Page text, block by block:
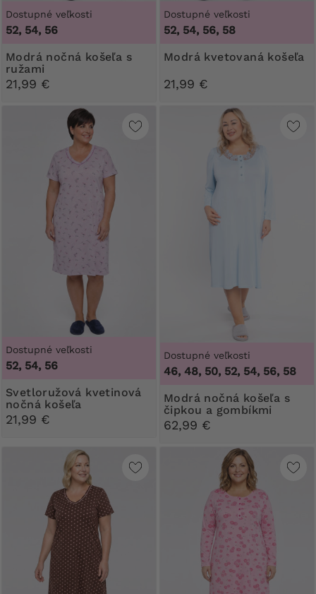
Dostupné veľkosti
52, 54, 56
Modrá nočná košeľa s
ružami
21,99 €
Dostupné veľkosti
52, 54, 56, 58
Modrá kvetovaná košeľa
21,99 €
Dostupné veľkosti
52, 54, 56
Svetloružová kvetinová
nočná košeľa
21,99 €
Dostupné veľkosti
46, 48, 50, 52, 54, 56, 58
Modrá nočná košeľa s
čipkou a gombíkmi
62,99 €